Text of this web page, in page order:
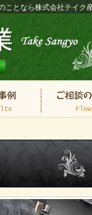
ことなら株式会社テイク